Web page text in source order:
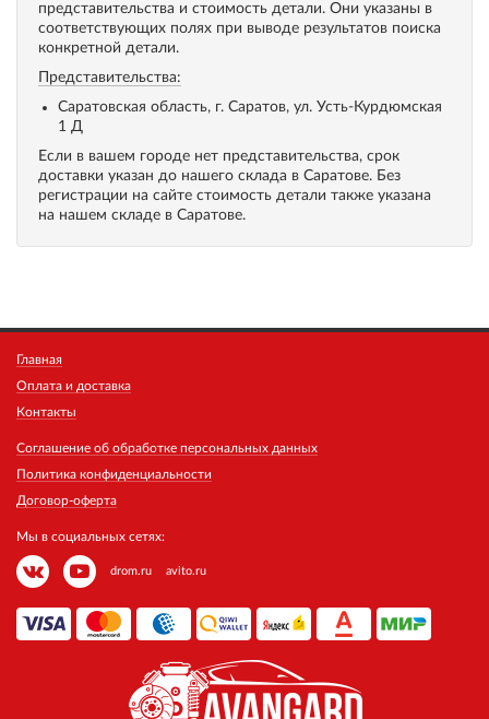
представительства и стоимость детали. Они указаны в
соответствующих полях при выводе результатов поиска
конкретной детали.
Представительства:
Саратовская область, г. Саратов, ул. Усть-Курдюмская
1 Д
Если в вашем городе нет представительства, срок
доставки указан до нашего склада в Саратове. Без
регистрации на сайте стоимость детали также указана
на нашем складе в Саратове.
Главная
Оплата и доставка
Контакты
Соглашение об обработке персональных данных
Политика конфиденциальности
Договор-оферта
Мы в социальных сетях:
drom.ru avito.ru